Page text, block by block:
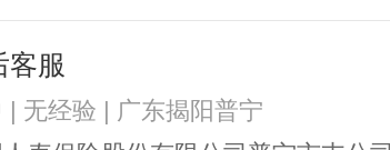
客服
| 无经验 | 广东揭阳普宁